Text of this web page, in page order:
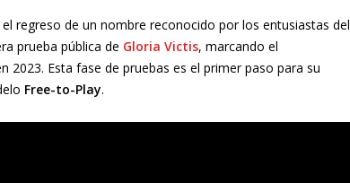
regreso de un nombre reconocido por los entusiastas del
prueba pública de Gloria Victis, marcando el
Esta fase de pruebas es el primer paso para su
Free-to-Play.